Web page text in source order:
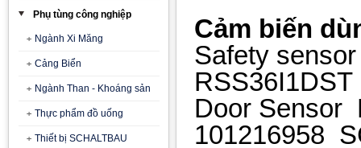
Phụ tùng công nghiệp
Ngành Xi Măng
Cảng Biển
Ngành Than - Khoáng sản
Thực phẩm đồ uống
Thiết bị SCHALTBAU
Cảm biến
Safety
Door Sensor
101216958